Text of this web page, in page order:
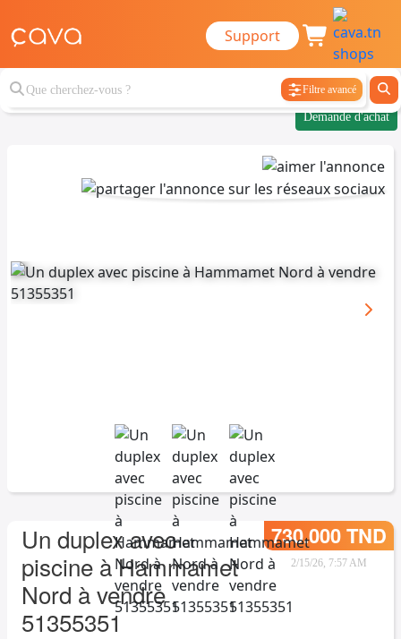
Support
Filtre avancé
Demande d'achat
Un duplex avec
piscine à Hammamet
Nord à vendre
51355351
730.000 TND
2/15/26, 7:57 AM